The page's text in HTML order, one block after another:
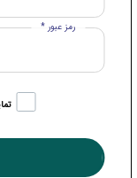
رمز عبور *